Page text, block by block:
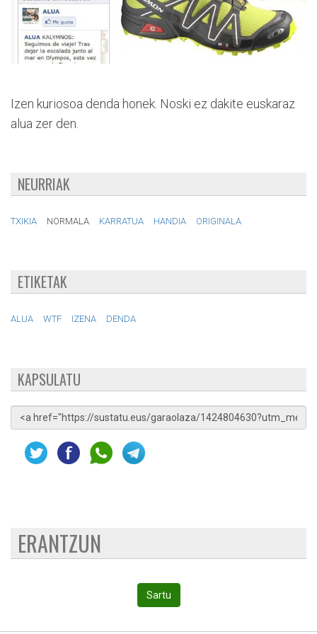
Izen kuriosoa denda honek. Noski ez dakite euskaraz
alua zer den.
NEURRIAK
TXIKIA NORMALA KARRATUA HANDIA ORIGINALA
ETIKETAK
ALUA WTF IZENA DENDA
KAPSULATU
ERANTZUN
Sartu